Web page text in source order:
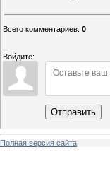
Всего комментариев: 0
Войдите:
Отправить
Полная версия сайта